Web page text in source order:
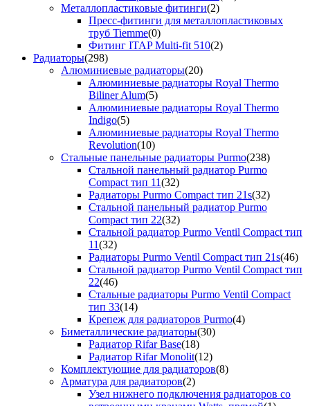
Металлопластиковые фитинги(2)
Пресс-фитинги для металлопластиковых
труб Tiemme(0)
Фитинг ITAP Multi-fit 510(2)
Радиаторы(298)
Алюминиевые радиаторы(20)
Алюминиевые радиаторы Royal Thermo
Biliner Alum(5)
Алюминиевые радиаторы Royal Thermo
Indigo(5)
Алюминиевые радиаторы Royal Thermo
Revolution(10)
Стальные панельные радиаторы Purmo(238)
Стальной панельный радиатор Purmo
Compact тип 11(32)
Радиаторы Purmo Compact тип 21s(32)
Стальной панельный радиатор Purmo
Compact тип 22(32)
Стальной радиатор Purmo Ventil Compact тип
11(32)
Радиаторы Purmo Ventil Compact тип 21s(46)
Стальной радиатор Purmo Ventil Compact тип
22(46)
Стальные радиаторы Purmo Ventil Compact
тип 33(14)
Крепеж для радиаторов Purmo(4)
Биметаллические радиаторы(30)
Радиатор Rifar Base(18)
Радиатор Rifar Monolit(12)
Комплектующие для радиаторов(8)
Арматура для радиаторов(2)
Узел нижнего подключения радиаторов со